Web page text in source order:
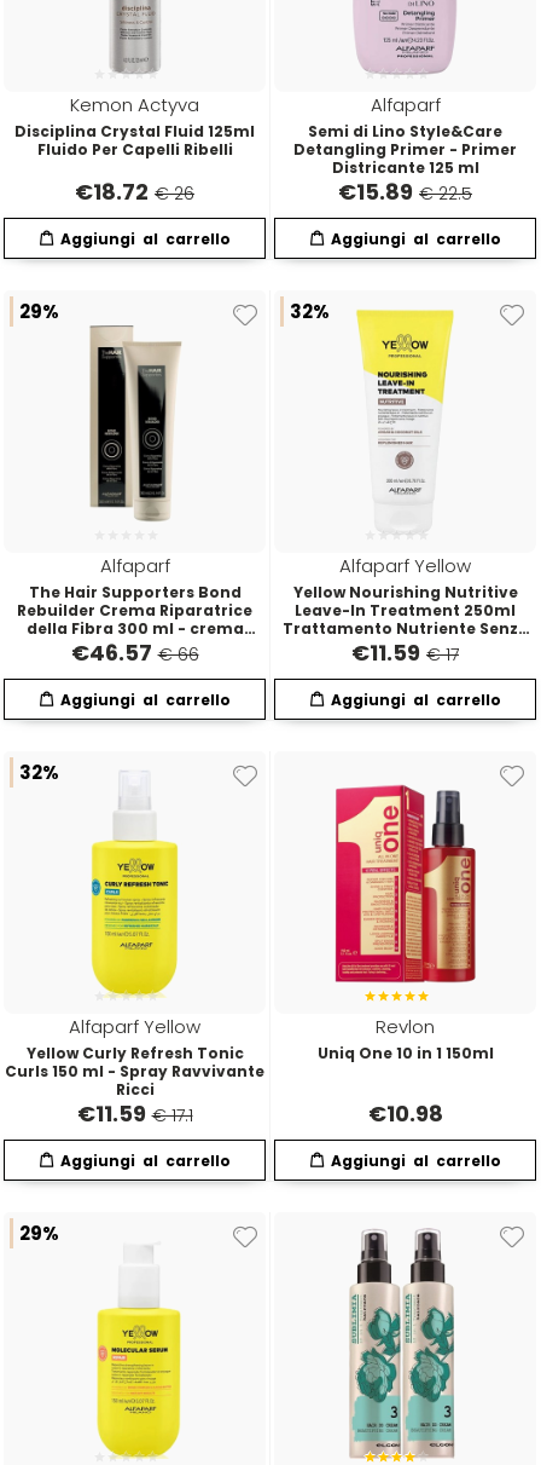
Kemon Actyva
Disciplina Crystal Fluid 125ml
Fluido Per Capelli Ribelli
€18.72 € 26
Alfaparf
Semi di Lino Style&Care
Detangling Primer - Primer
Districante 125 ml
€15.89 € 22.5
29%
Alfaparf
The Hair Supporters Bond
Rebuilder Crema Riparatrice
della Fibra 300 ml - crema
riparatrice della fibra
€46.57 € 66
32%
Alfaparf Yellow
Yellow Nourishing Nutritive
Leave-In Treatment 250ml
Trattamento Nutriente Senza
Risciacquo
€11.59 € 17
32%
Alfaparf Yellow
Yellow Curly Refresh Tonic
Curls 150 ml - Spray Ravvivante
Ricci
€11.59 € 17.1
Revlon
Uniq One 10 in 1 150ml
€10.98
29%